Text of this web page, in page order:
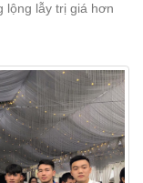
lộng lẫy trị giá hơn